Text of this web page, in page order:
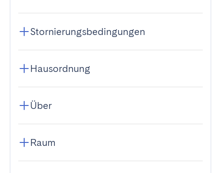
Stornierungsbedingungen
Hausordnung
Über
Raum